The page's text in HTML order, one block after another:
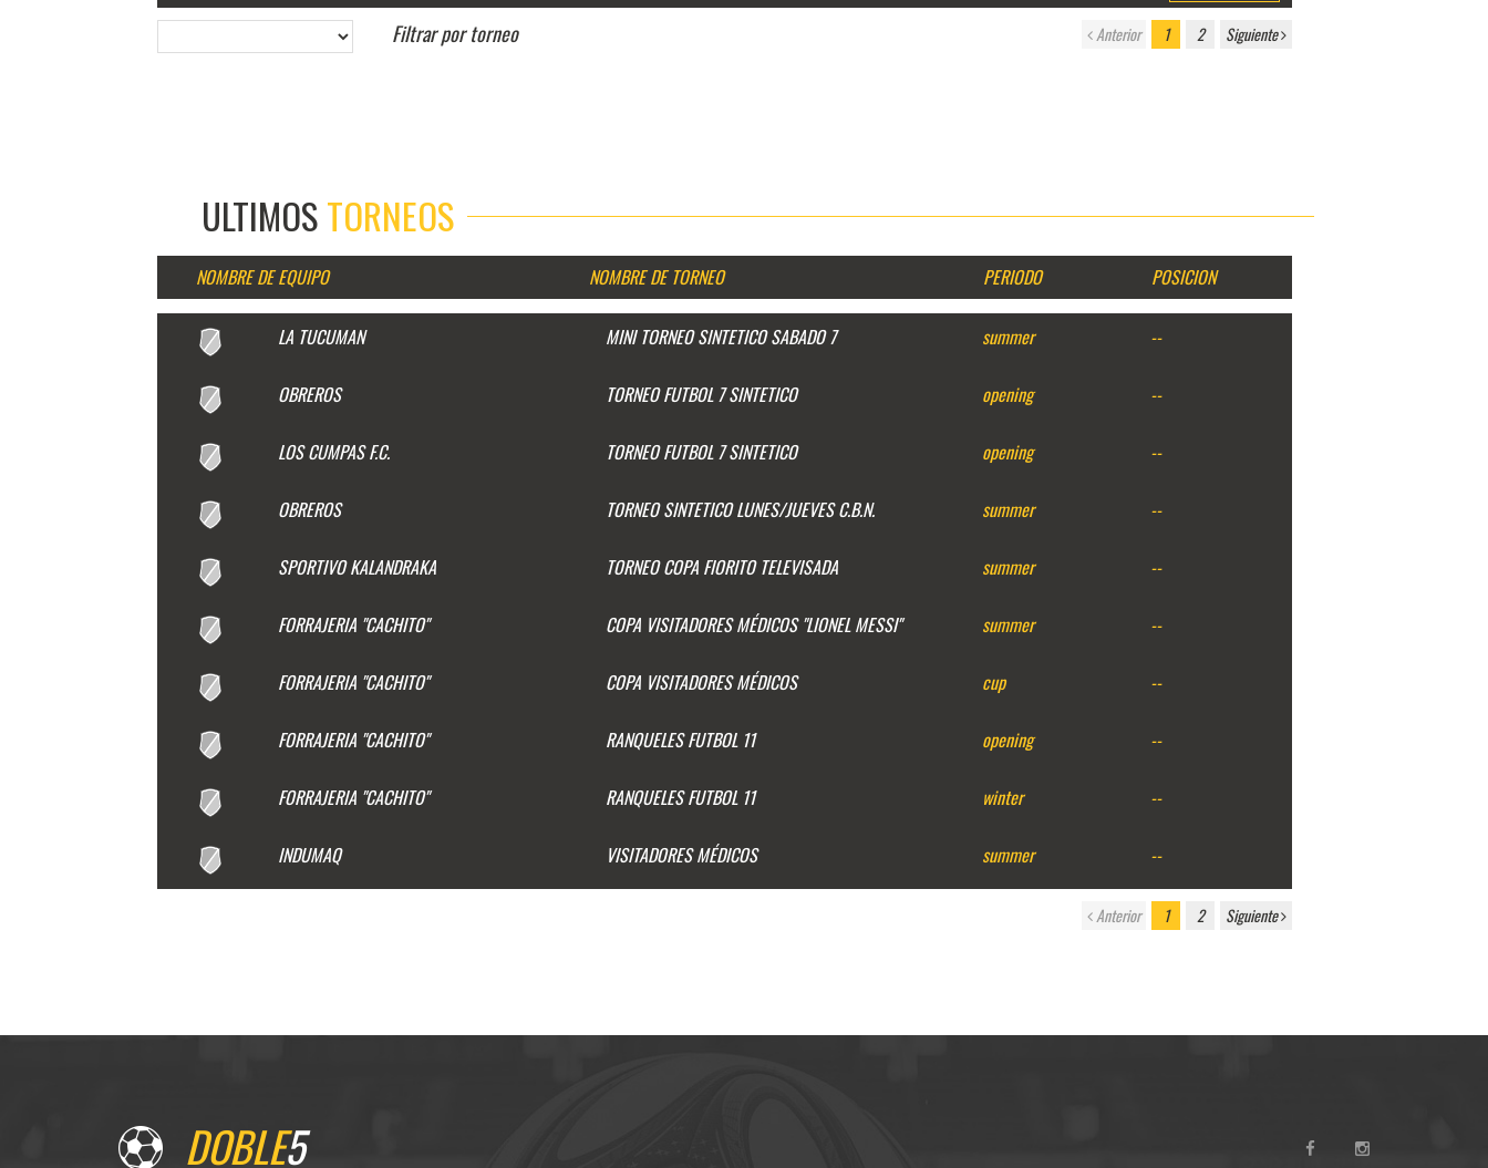
Filtrar por torneo Anterior 1 2 Siguiente
ULTIMOSTORNEOS
NOMBRE DE EQUIPO NOMBRE DE TORNEO PERIODO POSICION
LA TUCUMAN MINI TORNEO SINTETICO SABADO 7 summer --
OBREROS TORNEO FUTBOL 7 SINTETICO opening --
LOS CUMPAS F.C. TORNEO FUTBOL 7 SINTETICO opening --
OBREROS TORNEO SINTETICO LUNES/JUEVES C.B.N. summer --
SPORTIVO KALANDRAKA TORNEO COPA FIORITO TELEVISADA summer --
FORRAJERIA "CACHITO" COPA VISITADORES MÉDICOS "LIONEL MESSI" summer --
FORRAJERIA "CACHITO" COPA VISITADORES MÉDICOS cup --
FORRAJERIA "CACHITO" RANQUELES FUTBOL 11 opening --
FORRAJERIA "CACHITO" RANQUELES FUTBOL 11 winter --
INDUMAQ VISITADORES MÉDICOS summer --
Anterior 1 2 Siguiente
DOBLE5